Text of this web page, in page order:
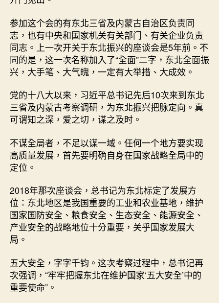
参加这个会的有东北三省及内蒙古自治区负责同
志，也有中央和国家机关有关部门、有关企业负责
同志。上一次开关于东北振兴的座谈会是5年前。不
同的是，这一次名称加入了“全面”二字，东北全面振
兴，大手笔、大气魄，一定有大举措、大成效。
党的十八大以来，习近平总书记先后10次来到东北
三省及内蒙古考察调研，为东北振兴把脉定向。真
可谓知之深，爱之切，谋之及时。
不谋全局者，不足以谋一域。任何一个地方要实现
高质量发展，首先要明确自身在国家战略全局中的
定位。
2018年那次座谈会，总书记为东北标定了发展方
位：东北地区是我国重要的工业和农业基地，维护
国家国防安全、粮食安全、生态安全、能源安全、
产业安全的战略地位十分重要，关乎国家发展大
局。
五大安全，字字千钧。这次考察过程中，总书记再
次强调，“牢牢把握东北在维护国家‘五大安全’中的
重要使命”。